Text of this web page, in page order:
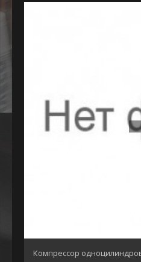
Компрессор